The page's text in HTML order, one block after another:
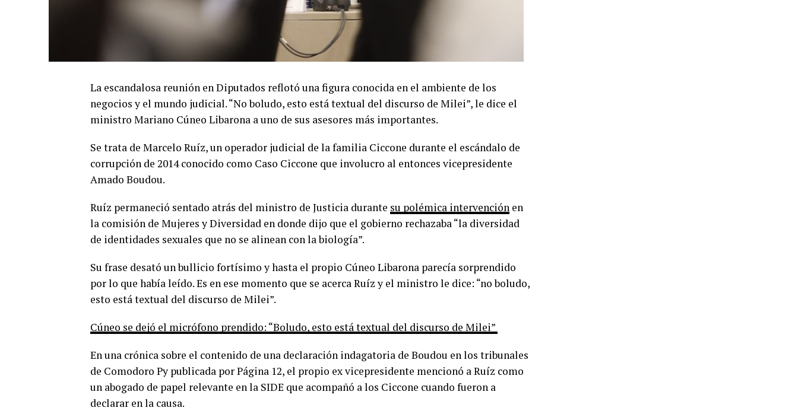
La escandalosa reunión en Diputados reflotó una figura conocida en el ambiente de los
negocios y el mundo judicial. “No boludo, esto está textual del discurso de Milei”, le dice el
ministro Mariano Cúneo Libarona a uno de sus asesores más importantes.
Se trata de Marcelo Ruíz, un operador judicial de la familia Ciccone durante el escándalo de
corrupción de 2014 conocido como Caso Ciccone que involucro al entonces vicepresidente
Amado Boudou.
Ruíz permaneció sentado atrás del ministro de Justicia durante su polémica intervención en
la comisión de Mujeres y Diversidad en donde dijo que el gobierno rechazaba “la diversidad
de identidades sexuales que no se alinean con la biología”.
Su frase desató un bullicio fortísimo y hasta el propio Cúneo Libarona parecía sorprendido
por lo que había leído. Es en ese momento que se acerca Ruíz y el ministro le dice: “no boludo,
esto está textual del discurso de Milei”.
Cúneo se dejó el micrófono prendido: “Boludo, esto está textual del discurso de Milei”
En una crónica sobre el contenido de una declaración indagatoria de Boudou en los tribunales
de Comodoro Py publicada por Página 12, el propio ex vicepresidente mencionó a Ruíz como
un abogado de papel relevante en la SIDE que acompañó a los Ciccone cuando fueron a
declarar en la causa.